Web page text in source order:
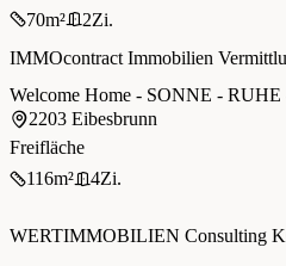
70m² 2Zi.
IMMOcontract Immobilien
Welcome Home - SONNE -
2203 Eibesbrunn
Freifläche
116m² 4Zi.
WERTIMMOBILIEN Consulting